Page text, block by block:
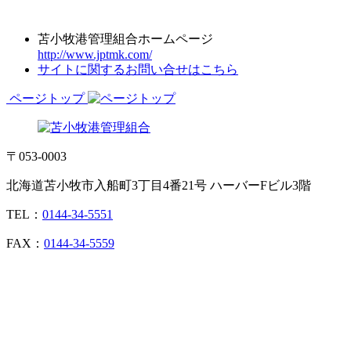
苫小牧港管理組合ホームページ
http://www.jptmk.com/
サイトに関するお問い合せはこちら
ページトップ
〒053-0003
北海道苫小牧市入船町3丁目4番21号 ハーバーFビル3階
TEL： 0144-34-5551
FAX： 0144-34-5559